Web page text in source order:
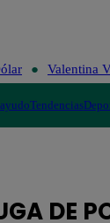
Valentina
Tendencias
DE